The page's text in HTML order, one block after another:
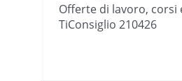
Offerte di lavoro, corsi
TiConsiglio 210426